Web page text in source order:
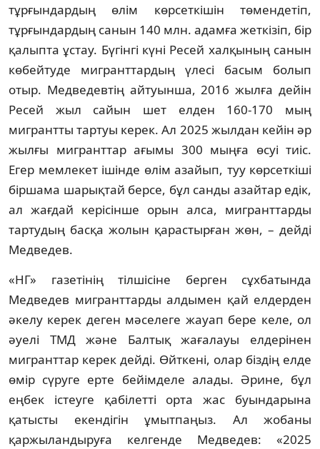
тұрғындардың өлiм көрсеткiшiн төмендетiп,
тұрғындардың санын 140 млн. адамға жеткiзiп, бiр
қалыпта ұстау. Бүгiнгi күнi Ресей халқының санын
көбейтуде мигранттардың үлесi басым болып
отыр. Медведевтiң айтуынша, 2016 жылға дейiн
Ресей жыл сайын шет елден 160-170 мың
мигрантты тартуы керек. Ал 2025 жылдан кейiн әр
жылғы мигранттар ағымы 300 мыңға өсуi тиiс.
Егер мемлекет iшiнде өлiм азайып, туу көрсеткiшi
бiршама шарықтай берсе, бұл санды азайтар едiк,
ал жағдай керiсiнше орын алса, мигранттарды
тартудың басқа жолын қарастырған жөн, – дейдi
Медведев.
«НГ» газетiнiң тiлшiсiне берген сұхбатында
Медведев мигранттарды алдымен қай елдерден
әкелу керек деген мәселеге жауап бере келе, ол
әуелi ТМД және Балтық жағалауы елдерiнен
мигранттар керек дейдi. Өйткенi, олар бiздiң елде
өмiр сүруге ерте бейiмделе алады. Әрине, бұл
еңбек iстеуге қабiлеттi орта жас буындарына
қатысты екендiгiн ұмытпаңыз. Ал жобаны
қаржыландыруға келгенде Медведев: «2025